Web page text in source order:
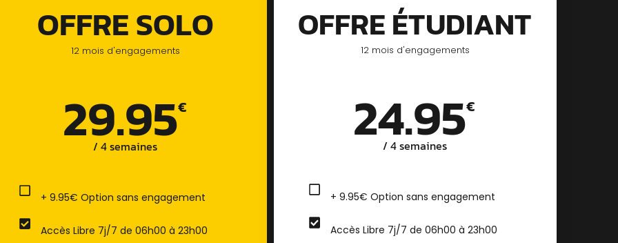
OFFRE SOLO
12 mois d'engagements
29.95€
/ 4 semaines​
+ 9.95€ Option sans engagement
Accès Libre 7j/7 de 06h00 à 23h00
OFFRE ÉTUDIANT
12 mois d'engagements
24.95€
/ 4 semaines​
+ 9.95€ Option sans engagement
Accès Libre 7j/7 de 06h00 à 23h00